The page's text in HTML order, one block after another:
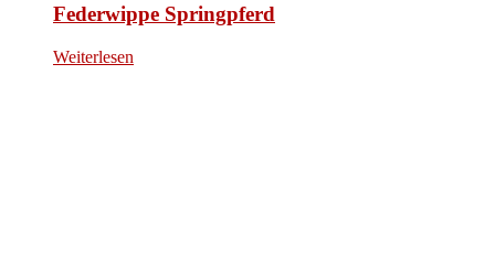
Federwippe Springpferd
Weiterlesen